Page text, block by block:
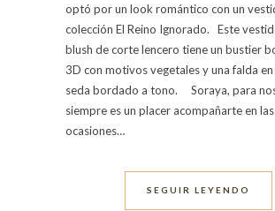
optó por un look romántico con un
colección El Reino Ignorado. Este
blush de corte lencero tiene un bustier
3D con motivos vegetales y una falda
seda bordado a tono. Soraya, para
siempre es un placer acompañarte en las
ocasiones…
SEGUIR LEYENDO